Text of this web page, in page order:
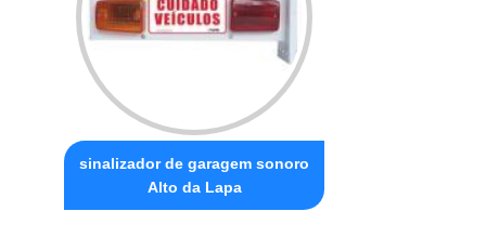
sinalizador de garagem sonoro
Alto da Lapa